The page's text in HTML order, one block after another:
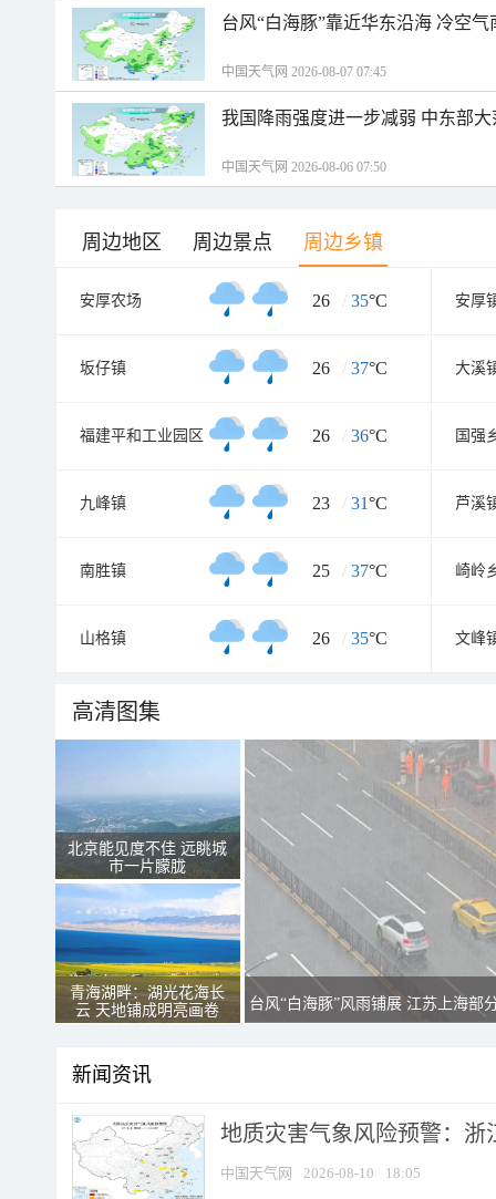
台风“白海豚”靠近华东沿海 冷空
中国天气网 2026-08-07 07:45
我国降雨强度进一步减弱 中东部
中国天气网 2026-08-06 07:50
周边地区 周边景点 周边乡镇
安厚农场 26 / 35°C 安厚
坂仔镇 26 / 37°C 大溪
福建平和工业园区 26 / 36°C 国强
九峰镇 23 / 31°C 芦溪
南胜镇 25 / 37°C 崎岭
山格镇 26 / 35°C 文峰
高清图集
北京能见度不佳 远眺城
市一片朦胧
青海湖畔：湖光花海长
云 天地铺成明亮画卷
台风“白海豚”风雨铺展 江苏上海部
新闻资讯
地质灾害气象风险预警：浙
中国天气网 2026-08-10 18:05